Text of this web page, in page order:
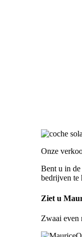
Onze
Bent u in
bedrijven te
Ziet u
Zwaai even